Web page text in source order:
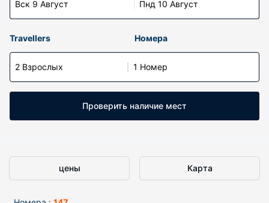
Вск 9 Август Пнд 10 Август
Travellers Номера
2 Взрослых 1 Номер
Проверить наличие мест
цены Карта